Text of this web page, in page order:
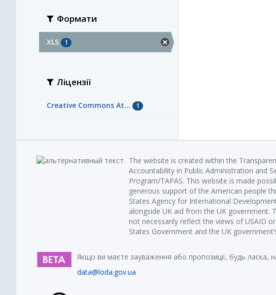
Формати
XLS 1
Ліцензії
Creative Commons At... 1
The website is created within the
Accountability in Public Administration and
Program/TAPAS. This website is made
generous support of the American people
States Agency for International
alongside UK aid from the UK government.
not necessarily reflect the views of USAID
States Government and the UK
Якщо ви маєте зауваження або пропозиції, будь ласка,
data@loda.gov.ua